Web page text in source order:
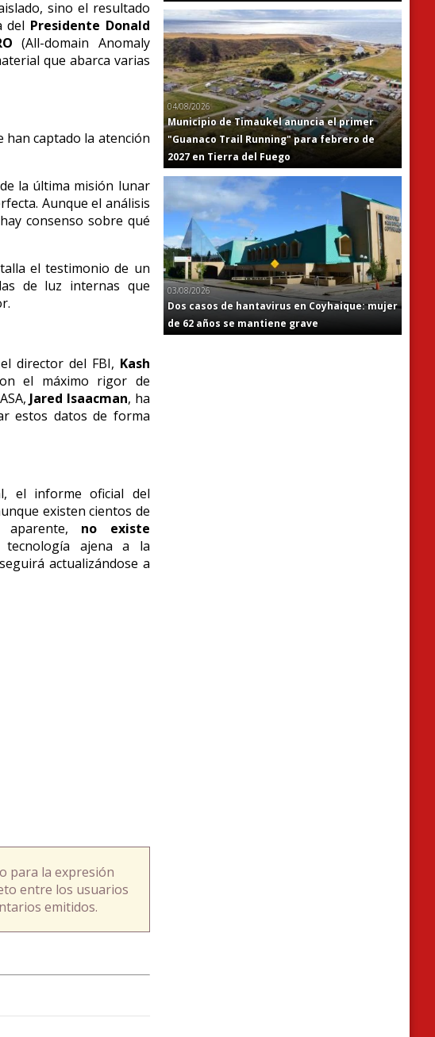
sino el resultado
del Presidente Donald
(All-domain Anomaly
que abarca varias
han captado la atención
la última misión lunar
Aunque el análisis
consenso sobre qué
el testimonio de un
de luz internas que
director del FBI, Kash
el máximo rigor de
Jared Isaacman, ha
estos datos de forma
el informe oficial del
existen cientos de
no existe
ajena a la
actualizándose a
para la expresión
entre los usuarios
emitidos.
04/08/2026
Municipio de Timaukel anuncia el primer
"Guanaco Trail Running" para febrero de
2027 en Tierra del Fuego
03/08/2026
Dos casos de hantavirus en Coyhaique: mujer
de 62 años se mantiene grave